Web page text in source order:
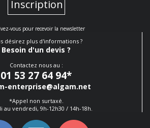
Inscription
vous pour recevoir la newsletter
désirez plus d'informations ?
Besoin d'un devis ?
Contactez nous au :
01 53 27 64 94*
enterprise@algam.net
*Appel non surtaxé.
au vendredi, 9h-12h30 / 14h-18h.